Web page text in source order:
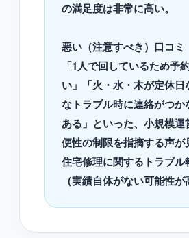
の満足度は非常に高い。
悪い（注意すべき）口コミ
「1人で回しているため予
い」「火・水・木が定休日
なトラブル時に連絡がつか
ある」といった、小規模運
便性の制限を指摘する声が
住宅修理に関するトラブル
（実績自体がない可能性が